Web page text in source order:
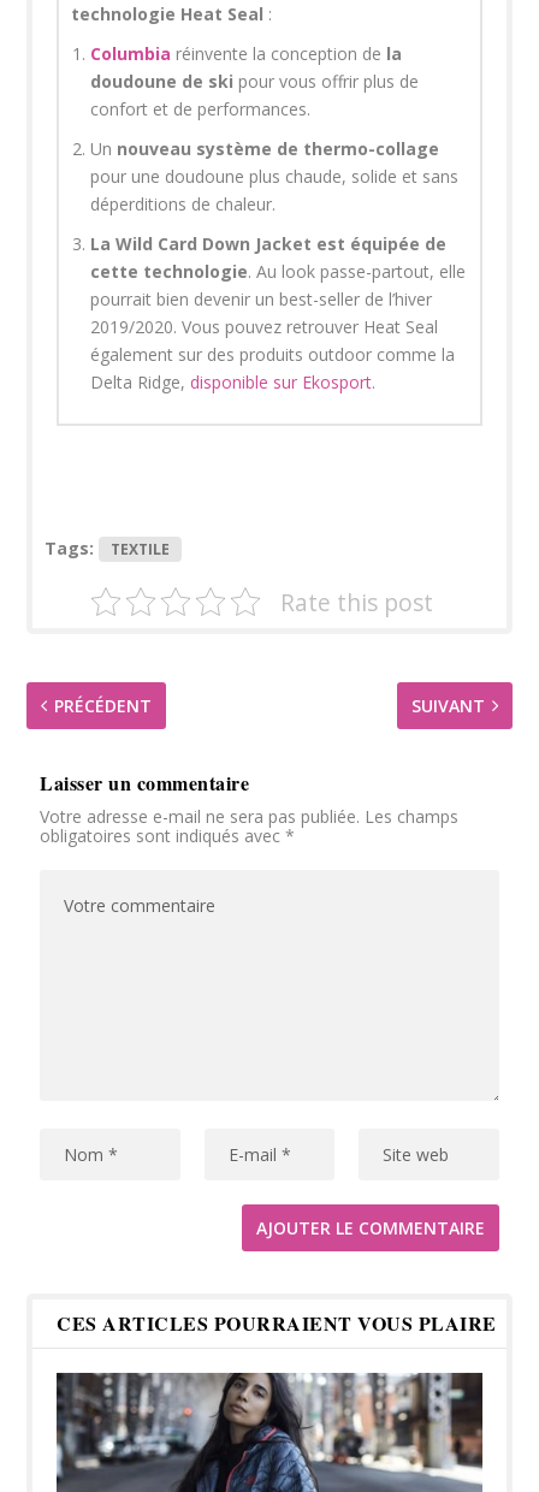
technologie Heat Seal :
Columbia réinvente la conception de la
doudoune de ski pour vous offrir plus de
confort et de performances.
Un nouveau système de thermo-collage
pour une doudoune plus chaude, solide et sans
déperditions de chaleur.
La Wild Card Down Jacket est équipée de
cette technologie. Au look passe-partout, elle
pourrait bien devenir un best-seller de l’hiver
2019/2020. Vous pouvez retrouver Heat Seal
également sur des produits outdoor comme la
Delta Ridge, disponible sur Ekosport.
Tags: TEXTILE
Rate this post
PRÉCÉDENT SUIVANT
CES ARTICLES POURRAIENT VOUS PLAIRE
Laisser un commentaire
Votre adresse e-mail ne sera pas publiée. Les champs
obligatoires sont indiqués avec*